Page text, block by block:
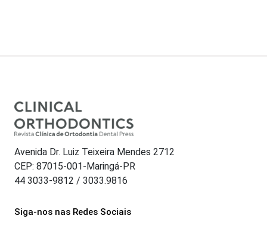
Avenida Dr. Luiz Teixeira Mendes 2712
CEP: 87015-001-Maringá-PR
44 3033-9812 / 3033.9816
Siga-nos nas Redes Sociais